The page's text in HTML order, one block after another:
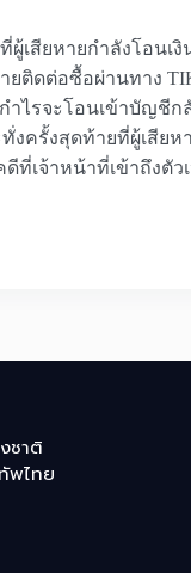
สียหายกำลังโอนเ
ติดต่อซื้อผ่านทาง
ไรจะโอนเข้าบัญชีก
รั้งสุดท้ายที่ผู้เสียห
ที่เจ้าหน้าที่เข้าถึงตั
ชาติ
พไทย